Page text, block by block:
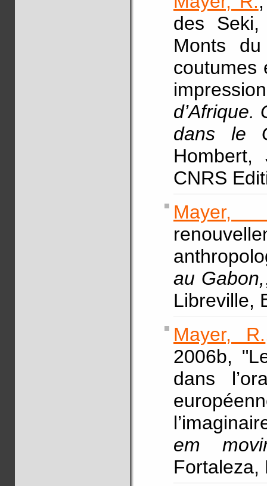
des
Monts
coutumes
d’Afrique.
dans le
CNRS
Mayer,
au Gabon,
Libreville,
Mayer, R.
2006b,
dans
em
Fortaleza,